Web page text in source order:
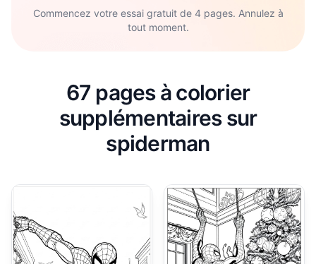
Commencez votre essai gratuit de 4 pages. Annulez à
tout moment.
67 pages à colorier
supplémentaires sur
spiderman